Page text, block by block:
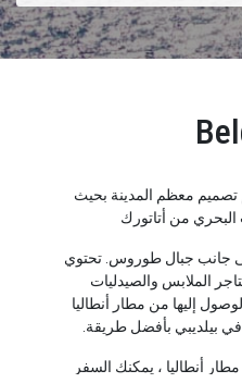
تصميم معظم المدينة بحيث
من أتاتورك
جانب جبال طوروس. تحتوي
الملابس والصيدليات
إليها من مطار أنطاليا
بيلديبي بأفضل طريقة.
أنطاليا ، يمكنك السفر